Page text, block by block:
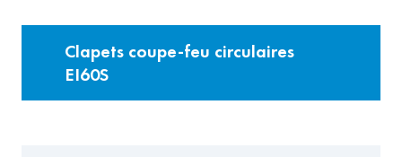
Clapets coupe-feu circulaires
EI60S